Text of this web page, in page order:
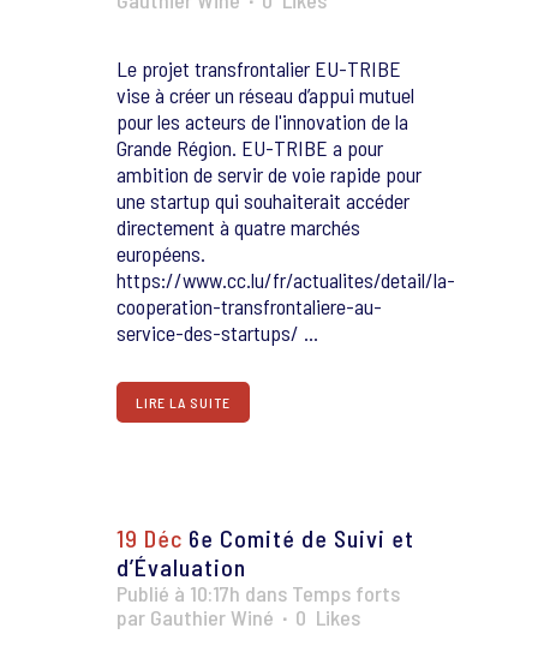
Le projet transfrontalier EU-TRIBE
vise à créer un réseau d’appui mutuel
pour les acteurs de l'innovation de la
Grande Région. EU-TRIBE a pour
ambition de servir de voie rapide pour
une startup qui souhaiterait accéder
directement à quatre marchés
européens.
https://www.cc.lu/fr/actualites/detail/la-
cooperation-transfrontaliere-au-
service-des-startups/ ...
LIRE LA SUITE
19 Déc 6e Comité de Suivi et
d’Évaluation
Publié à 10:17h dans Temps forts
par Gauthier Winé 0 Likes